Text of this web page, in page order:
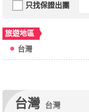
只找保證出團
旅遊地區
台灣
台灣 台灣